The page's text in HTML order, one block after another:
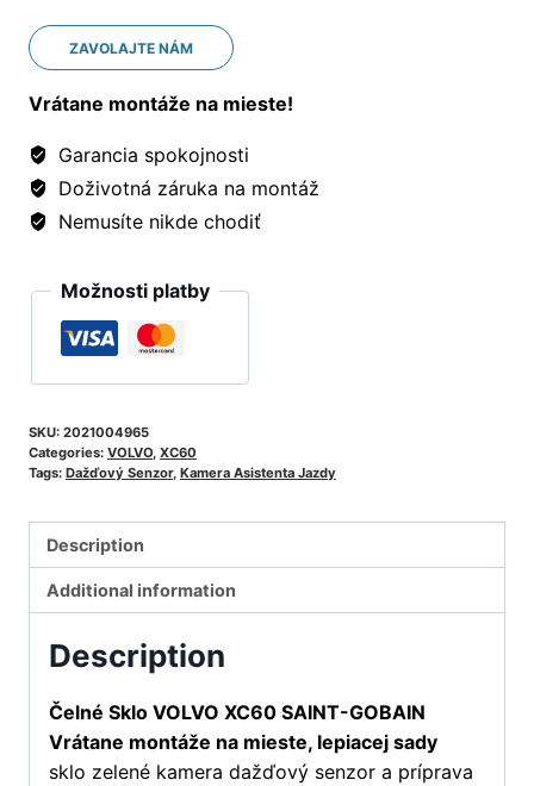
ZAVOLAJTE NÁM
Vrátane montáže na mieste!
Garancia spokojnosti
Doživotná záruka na montáž
Nemusíte nikde chodiť
Možnosti platby
SKU: 2021004965
Categories: VOLVO XC60
Tags: Dažďový Senzor, Kamera Asistenta Jazdy
Description
Additional information
Description
Čelné Sklo VOLVO XC60 SAINT-GOBAIN
Vrátane montáže na mieste, lepiacej sady
sklo zelené kamera dažďový senzor a príprava